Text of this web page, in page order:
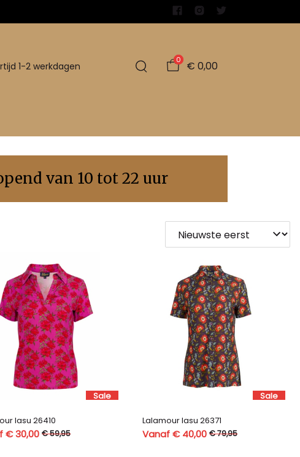
1-2 werkdagen
0 € 0,00
van 10 tot 22 uur
Sale
lasu 26410
€ 30,00 € 59,95
Sale
Lalamour lasu 26371
Vanaf € 40,00 € 79,95